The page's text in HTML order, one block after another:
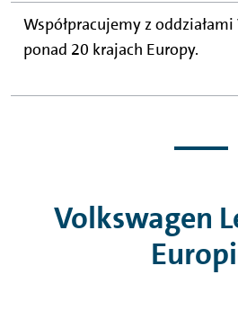
Współpracujemy z oddziałami
ponad 20 krajach Europy.
Volkswagen